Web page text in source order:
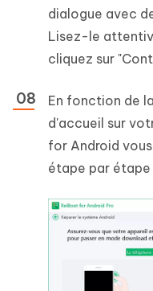
dialogue avec
Lisez-le
cliquez sur
En fonction de
d'accueil sur
for Android
étape par étape